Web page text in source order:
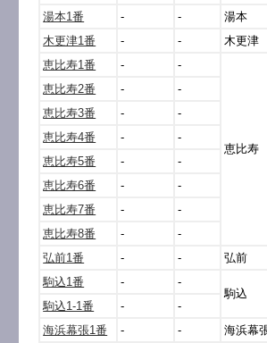
湯本1番
- -
湯本
木更津1番
- -
木更津
恵比寿1番
- -
恵比寿
恵比寿2番 -
-
恵比寿3番
-
-
恵比寿4番
-
-
恵比寿5番
-
-
恵比寿6番
-
-
恵比寿7番
-
-
恵比寿8番
-
-
弘前1番
- -
弘前
駒込1番
-
-
駒込
駒込1-1番
-
-
海浜幕張1番
- - 海浜幕